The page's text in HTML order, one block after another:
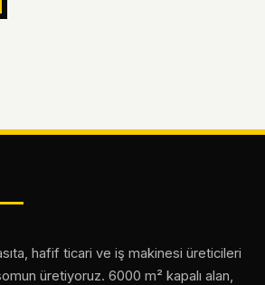
hafif ticari ve iş makinesi üreticileri
üretiyoruz. 6000 m² kapalı alan,